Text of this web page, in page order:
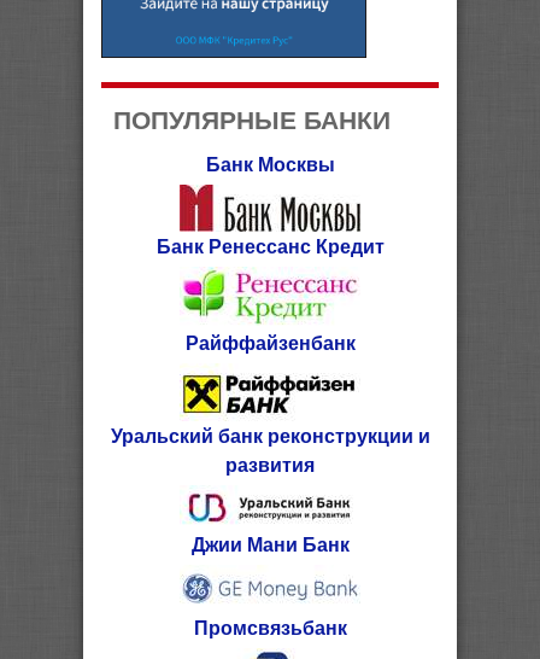
ПОПУЛЯРНЫЕ БАНКИ
Банк Москвы
Банк Ренессанс Кредит
Райффайзенбанк
Уральский банк реконструкции и
развития
Джии Мани Банк
Промсвязьбанк